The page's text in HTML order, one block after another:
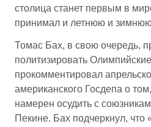
столица станет первым в
принимал и летнюю и
Томас Бах, в свою очередь,
политизировать
прокомментировал
американского Госдепа о
намерен осудить с
Пекине. Бах подчеркнул, что